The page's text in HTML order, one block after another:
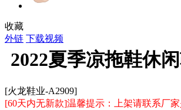
收藏
外链 下载视频
2022夏季凉拖鞋休
[火龙鞋业-A2909]
[60天内无新款]温馨提示：上架请联系厂